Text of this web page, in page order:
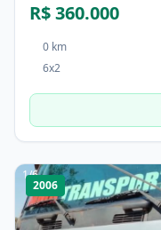
R$ 360.000
0 km
6x2
1/6
2006